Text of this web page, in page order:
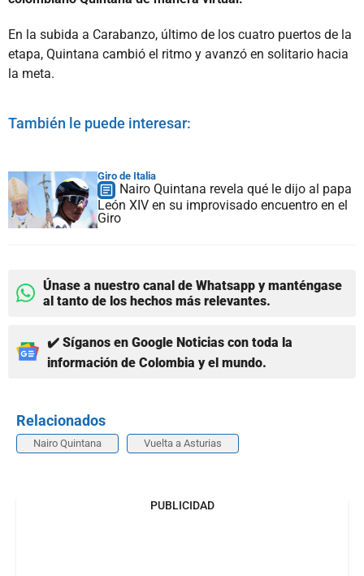
En la subida a Carabanzo, último de los cuatro puertos de la
etapa, Quintana cambió el ritmo y avanzó en solitario hacia
la meta.
También le puede interesar:
Giro de Italia
Nairo Quintana revela qué le dijo al papa
León XIV en su improvisado encuentro en el
Giro
Únase a nuestro canal de Whatsapp y manténgase
al tanto de los hechos más relevantes.
✔️ Síganos en Google Noticias con toda la
información de Colombia y el mundo.
Relacionados
Nairo Quintana Vuelta a Asturias
PUBLICIDAD